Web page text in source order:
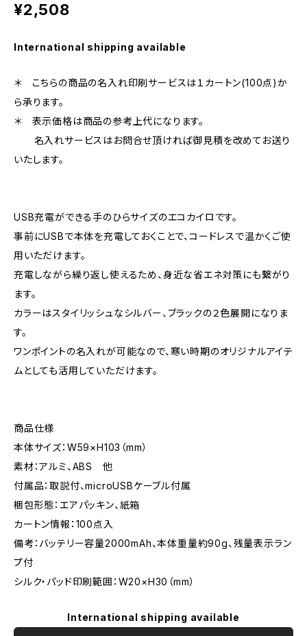
¥2,508
International shipping available
＊ こちらの商品の名入れ印刷サービスは１カートン(100点)か
ら承ります。
＊ 表示価格は商品の参考上代になります。
名入れサービスはお問合せ頂ければ御見積を改めてお送り
いたします。
USB充電ができる手のひらサイズのエコカイロです。
事前にUSBで本体を充電しておくことで、コードレスで温かくご使
用いただけます。
充電しながら繰り返し使えるため、身近な省エネ対策にも繋がり
ます。
カラーはスタイリッシュなシルバー、ブラックの２色展開になりま
す。
ワンポイントの名入れが可能なので、寒い時期のオリジナルアイテ
ムとしても活用していただけます。
商品仕様
本体サイズ：W59×H103（mm）
素材：アルミ、ABS 他
付属品：取説付、microUSBケーブル付属
梱包形態：エアパッキン、紙箱
カートン情報：100点入
備考：バッテリー容量2000mAh、本体重量約90g、残量表示ラン
プ付
シルク・パッド印刷範囲：W20×H30（mm）
International shipping available